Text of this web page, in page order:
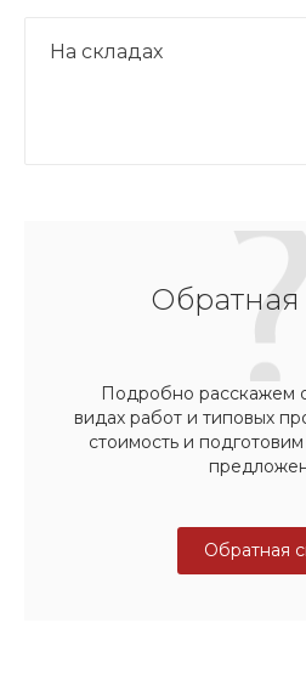
На складах
Обратная
Подробно расскажем
видах работ и типовых
стоимость и
Обратная